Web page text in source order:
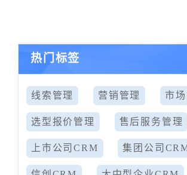
热门标签
线索管理 营销管理 市
选型报价管理 售后服务管理
上市公司CRM 集团公司